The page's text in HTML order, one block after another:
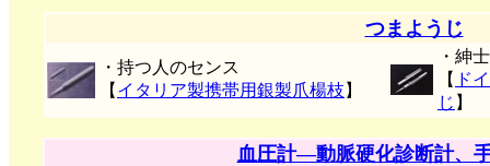
つまようじ
・持つ人のセンス
【 イタリア製携帯用銀製爪楊枝 】
・紳
【 ド
じ 】
血圧計―動脈硬化診断計、